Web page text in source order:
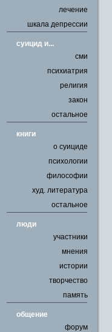
лечение
шкала депрессии
cуицид и...
сми
психиатрия
религия
закон
остальное
книги
о суициде
психологии
философии
худ. литература
остальное
люди
участники
мнения
истории
творчество
память
общение
форум